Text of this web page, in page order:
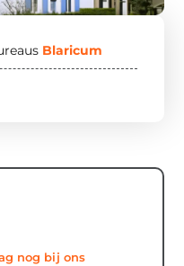
Blaricum
nog bij ons